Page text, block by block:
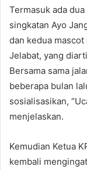
Termasuk ada
singkatan Ayo
dan kedua
Jelabat, yang
Bersama sama
beberapa bulan
sosialisasikan,
menjelaskan.
Kemudian Ketua
kembali